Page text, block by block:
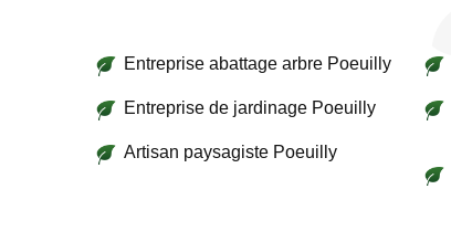
Entreprise abattage arbre Poeuilly
Entreprise de jardinage Poeuilly
Artisan paysagiste Poeuilly